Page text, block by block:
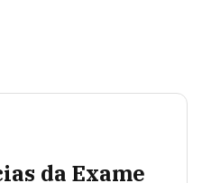
da Exame